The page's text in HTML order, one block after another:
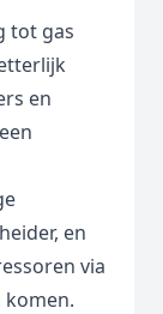
tot gas
en
en
via